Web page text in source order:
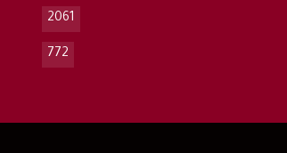
2061
772